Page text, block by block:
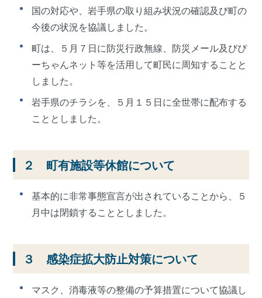
国の対応や、岩手県の取り組み状況の確認及び町の
今後の状況を協議しました。
町は、５月７日に防災行政無線、防災メール及びぴ
ーちゃんネット等を活用して町民に周知することと
しました。
岩手県のチラシを、５月１５日に全世帯に配布する
こととしました。
２ 町有施設等休館について
基本的に非常事態宣言が出されていることから、５
月中は閉鎖することとしました。
３ 感染症拡大防止対策について
マスク、消毒液等の整備の予算措置について協議し